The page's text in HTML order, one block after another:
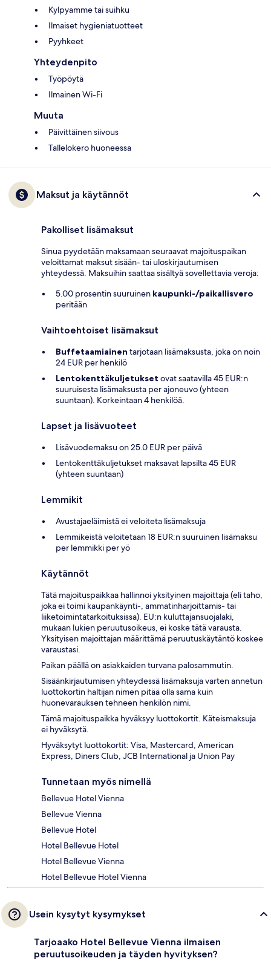
Kylpyamme tai suihku
Ilmaiset hygieniatuotteet
Pyyhkeet
Yhteydenpito
Työpöytä
Ilmainen Wi-Fi
Muuta
Päivittäinen siivous
Tallelokero huoneessa
Maksut ja käytännöt
Pakolliset lisämaksut
Sinua pyydetään maksamaan seuraavat majoituspaikan
veloittamat maksut sisään- tai uloskirjautumisen
yhteydessä. Maksuihin saattaa sisältyä sovellettavia veroja:
5.00 prosentin suuruinen kaupunki-/paikallisvero
peritään
Vaihtoehtoiset lisämaksut
Buffetaamiainen tarjotaan lisämaksusta, joka on noin
24 EUR per henkilö
Lentokenttäkuljetukset ovat saatavilla 45 EUR:n
suuruisesta lisämaksusta per ajoneuvo (yhteen
suuntaan). Korkeintaan 4 henkilöä.
Lapset ja lisävuoteet
Lisävuodemaksu on 25.0 EUR per päivä
Lentokenttäkuljetukset maksavat lapsilta 45 EUR
(yhteen suuntaan)
Lemmikit
Avustajaeläimistä ei veloiteta lisämaksuja
Lemmikeistä veloitetaan 18 EUR:n suuruinen lisämaksu
per lemmikki per yö
Käytännöt
Tätä majoituspaikkaa hallinnoi yksityinen majoittaja (eli taho,
joka ei toimi kaupankäynti-, ammatinharjoittamis- tai
liiketoimintatarkoituksissa). EU:n kuluttajansuojalaki,
mukaan lukien peruutusoikeus, ei koske tätä varausta.
Yksityisen majoittajan määrittämä peruutuskäytäntö koskee
varaustasi.
Paikan päällä on asiakkaiden turvana palosammutin.
Sisäänkirjautumisen yhteydessä lisämaksuja varten annetun
luottokortin haltijan nimen pitää olla sama kuin
huonevarauksen tehneen henkilön nimi.
Tämä majoituspaikka hyväksyy luottokortit. Käteismaksuja
ei hyväksytä.
Hyväksytyt luottokortit: Visa, Mastercard, American
Express, Diners Club, JCB International ja Union Pay
Tunnetaan myös nimellä
Bellevue Hotel Vienna
Bellevue Vienna
Bellevue Hotel
Hotel Bellevue Hotel
Hotel Bellevue Vienna
Hotel Bellevue Hotel Vienna
Usein kysytyt kysymykset
Tarjoaako Hotel Bellevue Vienna ilmaisen
peruutusoikeuden ja täyden hyvityksen?